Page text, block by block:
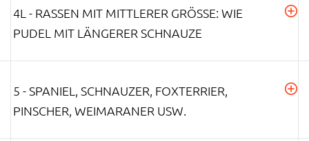
4L - RASSEN MIT MITTLERER GRÖSSE: WIE P
UDEL MIT LÄNGERER SCHNAUZE
5 - SPANIEL, SCHNAUZER, FOXTERRIER,
PINSCHER, WEIMARANER USW.